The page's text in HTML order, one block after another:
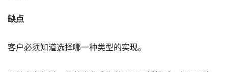
缺点
客户必须知道选择哪一种类型的实现。